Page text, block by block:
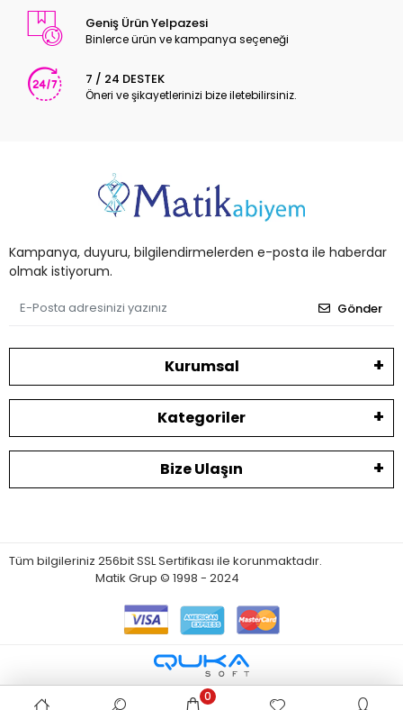
Geniş Ürün Yelpazesi
Binlerce ürün ve kampanya seçeneği
7 / 24 DESTEK
Öneri ve şikayetlerinizi bize iletebilirsiniz.
Kampanya, duyuru, bilgilendirmelerden e-posta ile haberdar
olmak istiyorum.
Gönder
Kurumsal
Kategoriler
Bize Ulaşın
Tüm bilgileriniz 256bit SSL Sertifikası ile korunmaktadır.
Matik Grup © 1998 - 2024
0